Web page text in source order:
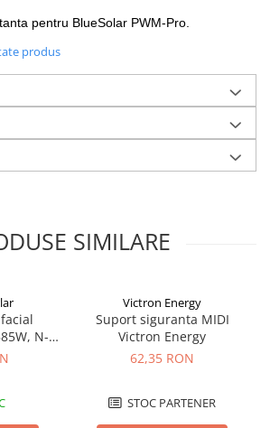
Semi-
barci si
termice si
acumulator
pentru BlueSolar PWM-Pro.
produs
SIMILARE
N-
TB-SF-
Victron Energy
Suport siguranta MIDI
Victron Energy
62,35 RON
STOC PARTENER